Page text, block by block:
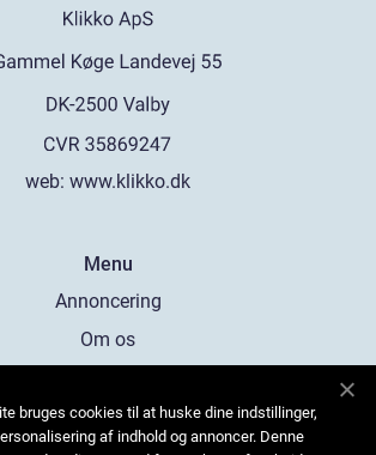
web: www.klikko.dk
Menu
Annoncering
Om os
Kontakt os
bruges cookies til at huske dine indstillinger,
af indhold og annoncer. Denne